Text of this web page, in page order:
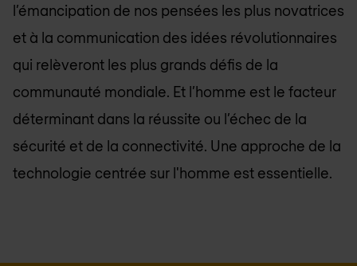
l’émancipation de nos pensées les plus novatrices
et à la communication des idées révolutionnaires
qui relèveront les plus grands défis de la
communauté mondiale. Et l’homme est le facteur
déterminant dans la réussite ou l’échec de la
sécurité et de la connectivité. Une approche de la
technologie centrée sur l'homme est essentielle.